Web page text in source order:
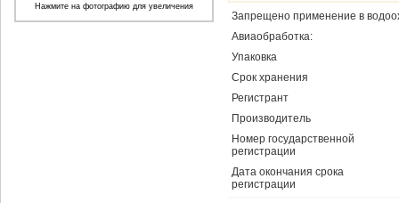
Запрещено применение в
Авиаобработка:
Упаковка
Срок хранения
Регистрант
Производитель
Номер государственной
регистрации
Дата окончания срока
регистрации
Нажмите на фотографию для увеличения